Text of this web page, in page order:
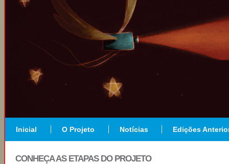
Inicial O Projeto Notícias Edições
CONHEÇA AS ETAPAS DO PROJETO